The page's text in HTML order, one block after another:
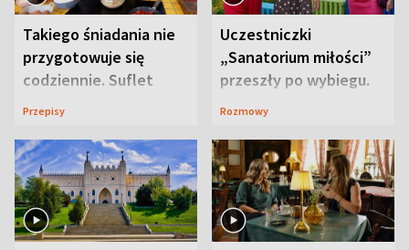
Takiego śniadania nie
przygotowuje się
codziennie. Suflet
serowy zachwyca
Przepisy
Uczestniczki
„Sanatorium miłości”
przeszły po wybiegu.
Te stylizacje
Rozmowy